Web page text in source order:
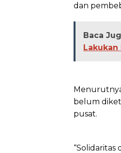
dan
Baca
belum
pusat.